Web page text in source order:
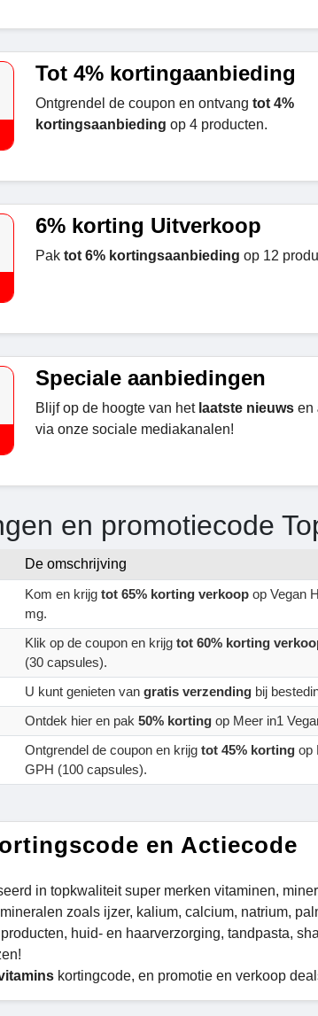
Tot 4% kortingaanbieding
Ontgrendel de coupon en ontvang tot 4%
kortingsaanbieding op 4 producten.
6% korting Uitverkoop
Pak tot 6% kortingsaanbieding op 12
Speciale aanbiedingen
Blijf op de hoogte van het laatste nieuwsen
via onze sociale mediakanalen!
en promotiecode
De omschrijving
Kom en krijg tot 65% korting verkoop op Vegan
mg.
Klik op de coupon en krijg tot 60% korting
(30 capsules).
U kunt genieten van gratis verzending bij
Ontdek hier en pak 50% korting op Meer in1
Ontgrendel de coupon en krijg tot 45% korting op
GPH (100 capsules).
en Actiecode
in topkwaliteit super merken vitaminen,
zoals ijzer, kalium, calcium, natrium,
huid- en haarverzorging, tandpasta,
kortingcode, en promotie en verkoop